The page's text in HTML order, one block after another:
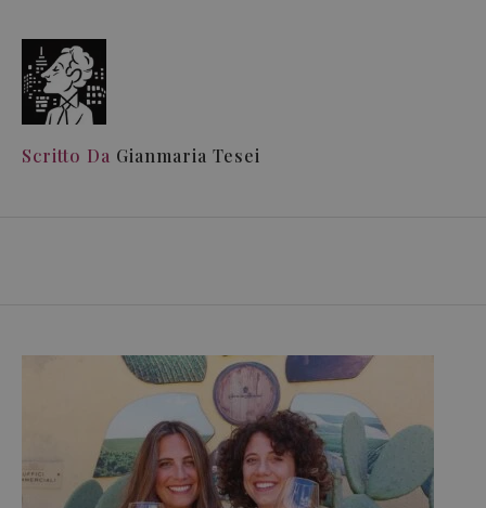
Scritto Da Gianmaria Tesei